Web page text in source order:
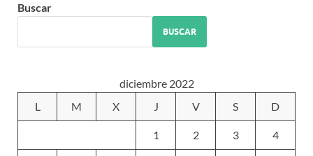
Buscar
BUSCAR
diciembre 2022
L
M X J V S D
1 2 3 4